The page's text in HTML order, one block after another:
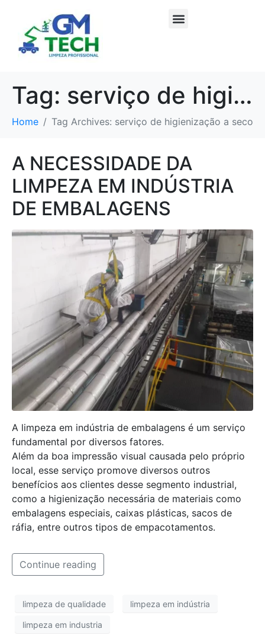
Tag: serviço de higienização a seco
Home Tag Archives: serviço de higienização a seco
A NECESSIDADE DA
LIMPEZA EM INDÚSTRIA
DE EMBALAGENS
A limpeza em indústria de embalagens é um serviço
fundamental por diversos fatores.
Além da boa impressão visual causada pelo próprio
local, esse serviço promove diversos outros
benefícios aos clientes desse segmento industrial,
como a higienização necessária de materiais como
embalagens especiais, caixas plásticas, sacos de
ráfia, entre outros tipos de empacotamentos.
Continue reading
limpeza de qualidade limpeza em indústria
limpeza em industria